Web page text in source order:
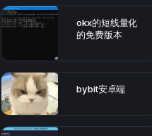
okx的短线量化
的免费版本
bybit安卓端